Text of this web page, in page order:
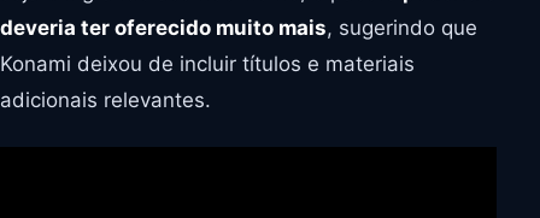
deveria ter oferecido muito mais, sugerindo que
Konami deixou de incluir títulos e materiais
adicionais relevantes.